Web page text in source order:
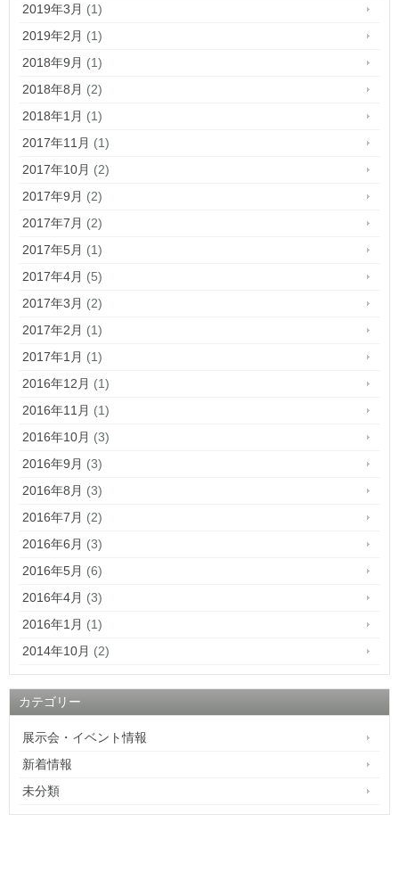
2019年3月 (1)
2019年2月 (1)
2018年9月 (1)
2018年8月 (2)
2018年1月 (1)
2017年11月 (1)
2017年10月 (2)
2017年9月 (2)
2017年7月 (2)
2017年5月 (1)
2017年4月 (5)
2017年3月 (2)
2017年2月 (1)
2017年1月 (1)
2016年12月 (1)
2016年11月 (1)
2016年10月 (3)
2016年9月 (3)
2016年8月 (3)
2016年7月 (2)
2016年6月 (3)
2016年5月 (6)
2016年4月 (3)
2016年1月 (1)
2014年10月 (2)
カテゴリー
展示会・イベント情報
新着情報
未分類